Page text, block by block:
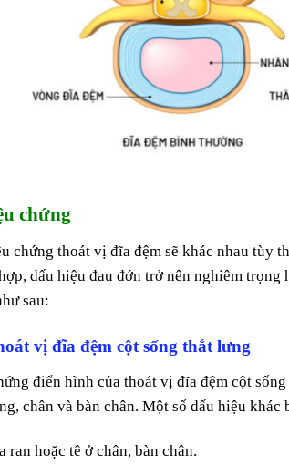
chứng
chứng thoát vị đĩa đệm sẽ khác nhau tùy
dấu hiệu đau đớn trở nên nghiêm
sau:
vị đĩa đệm cột sống thắt lưng
điển hình của thoát vị đĩa đệm cột
chân và bàn chân. Một số dấu hiệu khác
ran hoặc tê ở chân, bàn chân.